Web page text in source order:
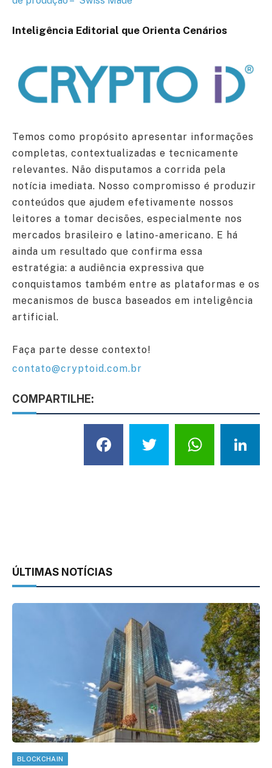
Inteligência Editorial que Orienta Cenários
Temos como propósito apresentar informações
completas, contextualizadas e tecnicamente
relevantes. Não disputamos a corrida pela
notícia imediata. Nosso compromisso é produzir
conteúdos que ajudem efetivamente nossos
leitores a tomar decisões, especialmente nos
mercados brasileiro e latino-americano. E há
ainda um resultado que confirma essa
estratégia: a audiência expressiva que
conquistamos também entre as plataformas e os
mecanismos de busca baseados em inteligência
artificial.
Faça parte desse contexto!
contato@cryptoid.com.br
COMPARTILHE:
Facebook
Twitter
ÚLTIMAS NOTÍCIAS
BLOCKCHAIN